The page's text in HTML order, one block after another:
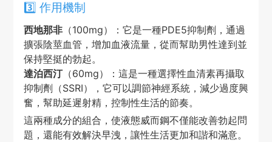
3️⃣ 作用機制
西地那非（100mg）：它是一種PDE5抑制劑，通過
擴張陰莖血管，增加血液流量，從而幫助男性達到並
保持堅挺的勃起。
達泊西汀（60mg）：這是一種選擇性血清素再攝取
抑制劑（SSRI），它可以調節神經系統，減少過度興
奮，幫助延遲射精，控制性生活的節奏。
這兩種成分的組合，使液態威而鋼不僅能改善勃起問
題，還能有效解決早洩，讓性生活更加和諧和滿意。